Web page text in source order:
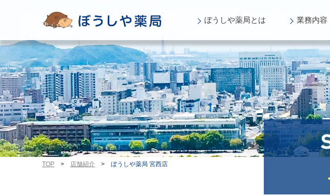
ぼうしや薬局とは 業務内容
TOP > 店舗紹介 > ぼうしや薬局 宮西店